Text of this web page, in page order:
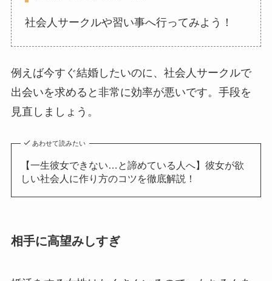
社会人サークルや習い事へ行ってみよう！
例えば今すぐ結婚したいのに、社会人サークルで
出会いを求めると非常に効率が悪いです。手段を
見直しましょう。
あわせて読みたい
【一生彼女できない…と諦めている人へ】彼女が欲
しい社会人に作り方のコツを徹底解説！
相手に高望みしすぎ